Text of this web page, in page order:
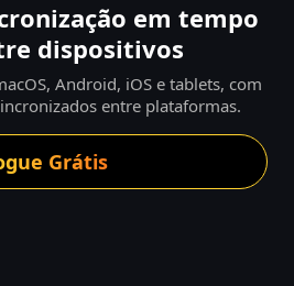
em tempo
dispositivos
Android, iOS e tablets, com
entre plataformas.
Grátis